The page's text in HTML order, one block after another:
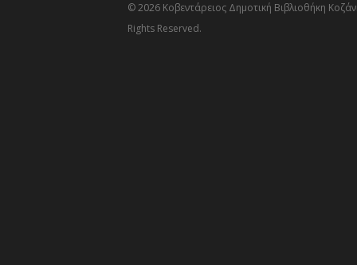
© 2026 Κοβεντάρειος Δημοτική Βιβλιοθήκη
Rights Reserved.